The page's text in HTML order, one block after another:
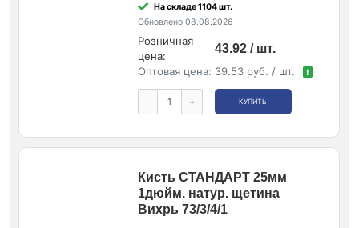
На складе 1104 шт.
Обновлено 08.08.2026
Розничная
цена:
43.92 / шт.
Оптовая цена: 39.53 руб. / шт. !
- + КУПИТЬ
Кисть СТАНДАРТ 25мм
1дюйм. натур. щетина
Вихрь 73/3/4/1